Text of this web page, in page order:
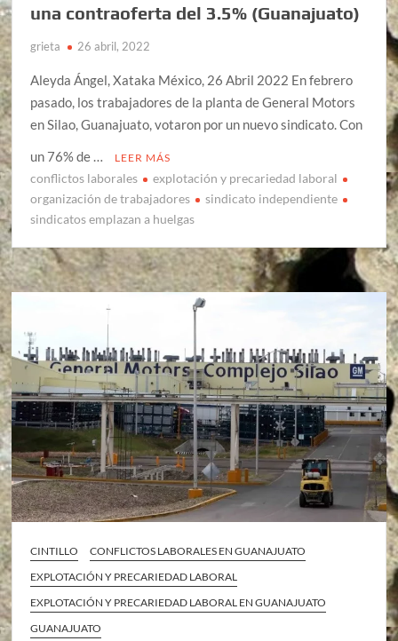
una contraoferta del 3.5% (Guanajuato)
grieta 26 abril, 2022
Aleyda Ángel, Xataka México, 26 Abril 2022 En febrero
pasado, los trabajadores de la planta de General Motors
en Silao, Guanajuato, votaron por un nuevo sindicato. Con
un 76% de …
LEER MÁS
conflictos laborales
explotación y precariedad laboral
organización de trabajadores
sindicato independiente
sindicatos emplazan a huelgas
CINTILLO
CONFLICTOS LABORALES EN GUANAJUATO
EXPLOTACIÓN Y PRECARIEDAD LABORAL
EXPLOTACIÓN Y PRECARIEDAD LABORAL EN GUANAJUATO
GUANAJUATO